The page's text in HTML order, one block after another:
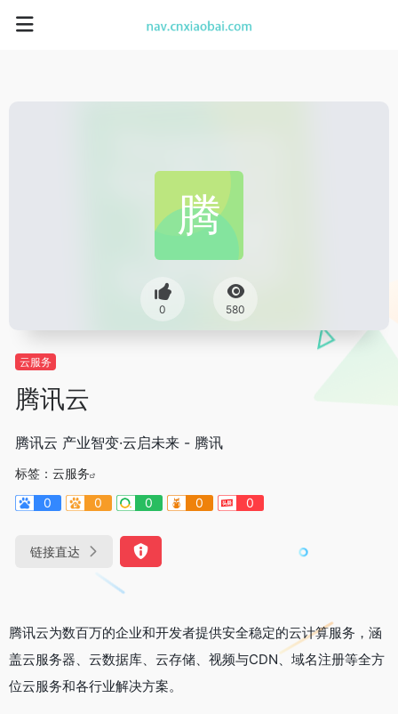
0 580
云服务
腾讯云
腾讯云 产业智变·云启未来 - 腾讯
标签： 云服务
0
0 0 0 0
链接直达
腾讯云为数百万的企业和开发者提供安全稳定的云计算服务，涵
盖云服务器、云数据库、云存储、视频与CDN、域名注册等全方
位云服务和各行业解决方案。